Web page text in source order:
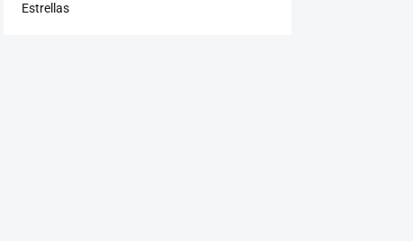
Estrellas